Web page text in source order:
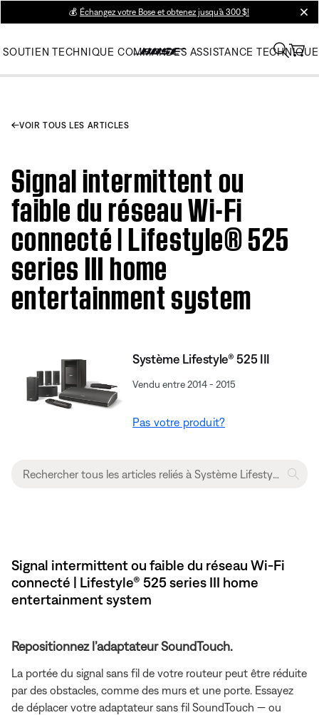
💰 Échangez votre Bose et obtenez jusqu’à 300 $!
SOUTIEN TECHNIQUE COMMANDES ASSISTANCE TECHNIQUE
VOIR TOUS LES ARTICLES
Signal intermittent ou
faible du réseau Wi-Fi
connecté | Lifestyle® 525
series III home
entertainment system
Système Lifestyle® 525 III
Vendu entre 2014 - 2015
Pas votre produit?
Signal intermittent ou faible du réseau Wi-Fi
connecté | Lifestyle® 525 series III home
entertainment system
Repositionnez l’adaptateur SoundTouch.
La portée du signal sans fil de votre routeur peut être réduite
par des obstacles, comme des murs et une porte. Essayez
de déplacer votre adaptateur sans fil SoundTouch — ou